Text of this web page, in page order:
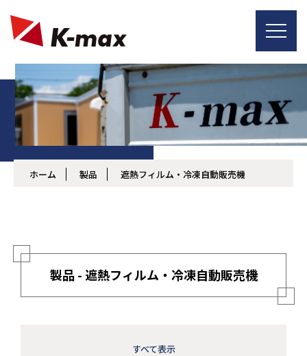
ホーム 製品 遮熱フィルム・冷凍自動販売機
製品 - 遮熱フィルム・冷凍自動販売機
すべて表示